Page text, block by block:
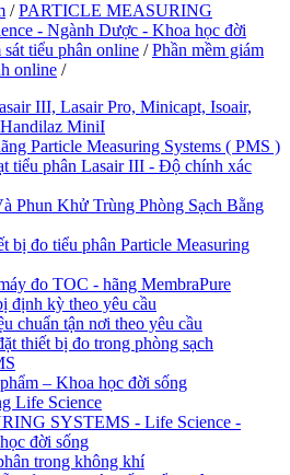
/PARTICLE MEASURING
- Ngành Dược - Khoa học đời
tiểu phân online /Phần mềm giám
online /
III, Lasair Pro, Minicapt, Isoair,
MiniI
Particle Measuring Systems ( PMS )
tiểu phân Lasair III - Độ chính xác
Phun Khử Trùng Phòng Sạch Bằng
bị đo tiểu phân Particle Measuring
đo TOC - hãng MembraPure
định kỳ theo yêu cầu
chuẩn tận nơi theo yêu cầu
thiết bị đo trong phòng sạch
– Khoa học đời sống
Life Science
SYSTEMS - Life Science -
đời sống
trong không khí